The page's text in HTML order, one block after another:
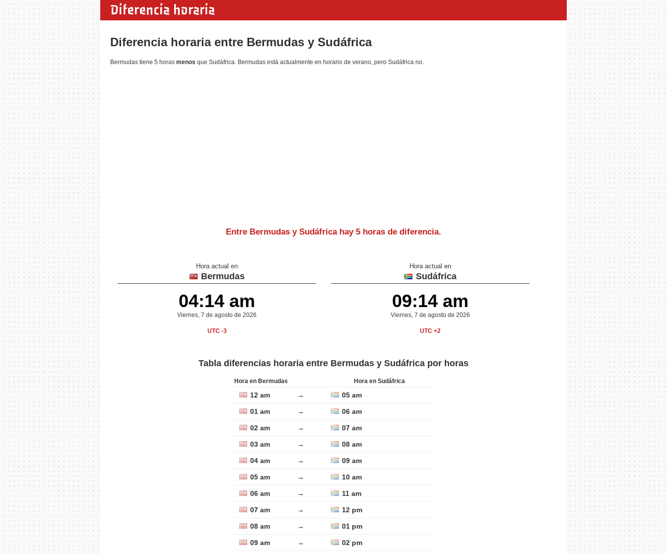
Diferencia horaria
Diferencia horaria entre Bermudas y Sudáfrica
Bermudas tiene 5 horas menos que Sudáfrica. Bermudas está actualmente en horario de verano, pero Sudáfrica no.
Entre Bermudas y Sudáfrica hay 5 horas de diferencia.
Hora actual en
Bermudas
04:14 am
Viernes, 7 de agosto de 2026
UTC -3
Hora actual en
Sudáfrica
09:14 am
Viernes, 7 de agosto de 2026
UTC +2
Tabla diferencias horaria entre Bermudas y Sudáfrica por horas
Hora en Bermudas Hora en Sudáfrica
12 am → 05 am
01 am → 06 am
02 am → 07 am
03 am → 08 am
04 am → 09 am
05 am → 10 am
06 am → 11 am
07 am → 12 pm
08 am → 01 pm
09 am → 02 pm